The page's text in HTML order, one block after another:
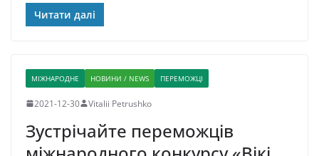
Читати далі
МІЖНАРОДНЕ НОВИНИ / NEWS ПЕРЕМОЖЦІ
2021-12-30 Vitalii Petrushko
Зустрічайте переможців